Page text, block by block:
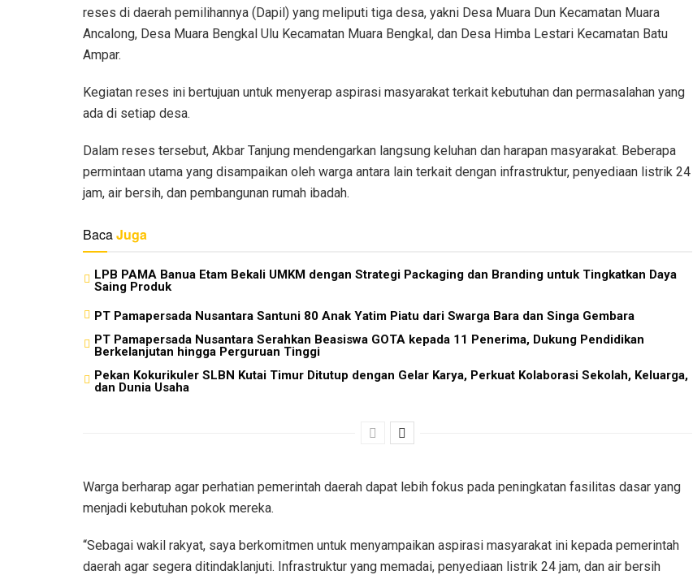
reses di daerah pemilihannya (Dapil) yang meliputi tiga desa, yakni Desa Muara Dun Kecamatan Muara
Ancalong, Desa Muara Bengkal Ulu Kecamatan Muara Bengkal, dan Desa Himba Lestari Kecamatan Batu
Ampar.
Kegiatan reses ini bertujuan untuk menyerap aspirasi masyarakat terkait kebutuhan dan permasalahan yang
ada di setiap desa.
Dalam reses tersebut, Akbar Tanjung mendengarkan langsung keluhan dan harapan masyarakat. Beberapa
permintaan utama yang disampaikan oleh warga antara lain terkait dengan infrastruktur, penyediaan listrik 24
jam, air bersih, dan pembangunan rumah ibadah.
BacaJuga
LPB PAMA Banua Etam Bekali UMKM dengan Strategi Packaging dan Branding untuk Tingkatkan Daya
Saing Produk
PT Pamapersada Nusantara Santuni 80 Anak Yatim Piatu dari Swarga Bara dan Singa Gembara
PT Pamapersada Nusantara Serahkan Beasiswa GOTA kepada 11 Penerima, Dukung Pendidikan
Berkelanjutan hingga Perguruan Tinggi
Pekan Kokurikuler SLBN Kutai Timur Ditutup dengan Gelar Karya, Perkuat Kolaborasi Sekolah, Keluarga,
dan Dunia Usaha
Warga berharap agar perhatian pemerintah daerah dapat lebih fokus pada peningkatan fasilitas dasar yang
menjadi kebutuhan pokok mereka.
“Sebagai wakil rakyat, saya berkomitmen untuk menyampaikan aspirasi masyarakat ini kepada pemerintah
daerah agar segera ditindaklanjuti. Infrastruktur yang memadai, penyediaan listrik 24 jam, dan air bersih